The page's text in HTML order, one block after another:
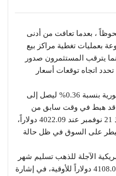
، بعدما تعافت من أدنى
بعمليات تغطية مراكز بيع
يترقب المستثمرون صدور
اتجاه توقعات أسعار
وارتفع الذهب في المعاملات الفورية بنسبة 0.36% ليصل إلى
كان قد هبط في وقت سابق من
الجلسة إلى أدنى مستوى له منذ 21 نوفمبر عند 4022.09 دولاراً،
على السوق في ظل حالة
الآجلة للذهب تسليم شهر
أغسطس بنسبة 0.6% لتسجل 4108.07 دولاراً للأوقية، في إشارة